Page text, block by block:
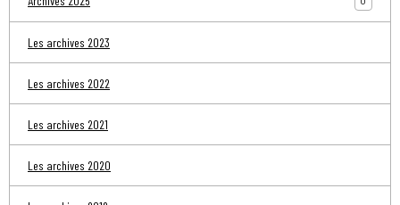
Les archives 2023
Les archives 2022
Les archives 2021
Les archives 2020